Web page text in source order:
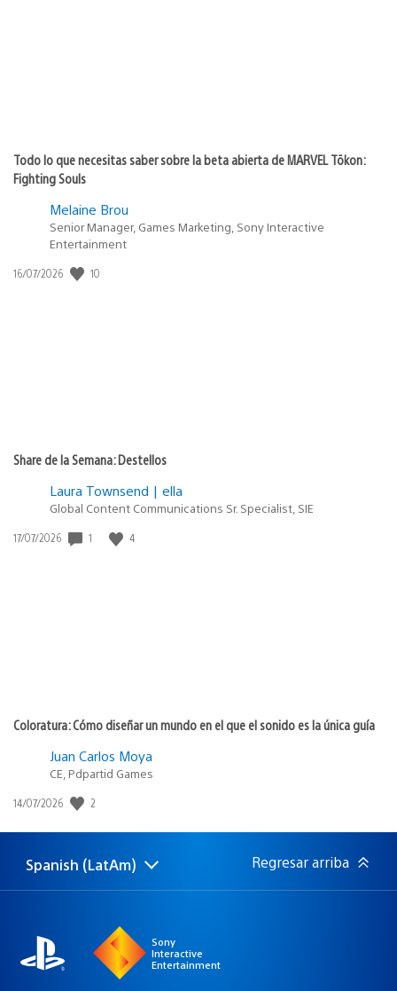
Todo lo que necesitas saber sobre la beta abierta de MARVEL Tōkon:
Fighting Souls
Melaine Brou
Senior Manager, Games Marketing, Sony Interactive
Entertainment
Fecha
16/07/2026 10
Share de la Semana: Destellos
Laura Townsend | ella
Global Content Communications Sr. Specialist, SIE
Fecha
17/07/2026 1 4
Coloratura: Cómo diseñar un mundo en el que el sonido es la única guía
Juan Carlos Moya
CE, Pdpartid Games
Fecha
publicación:
14/07/2026 2
Elige
una
Región
actual:
Spanish (LatAm) Regresar arriba
Sony
Interactive
Entertainment